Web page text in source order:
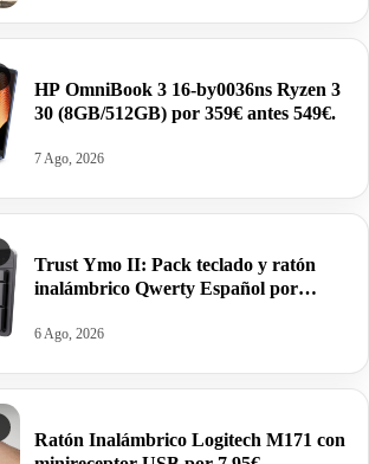
HP OmniBook 3 16-by0036ns Ryzen 3
30 (8GB/512GB) por 359€ antes 549€.
7 Ago, 2026
Trust Ymo II: Pack teclado y ratón
inalámbrico Qwerty Español por
6 Ago, 2026
Ratón Inalámbrico Logitech M171 con